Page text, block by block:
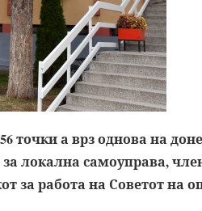
точки а врз однова на
локална самоуправа,
за работа на Советот на